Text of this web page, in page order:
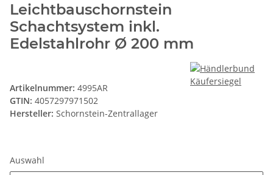
Leichtbauschornstein
Schachtsystem inkl.
Edelstahlrohr Ø 200 mm
Artikelnummer: 4995AR
GTIN: 4057297971502
Hersteller: Schornstein-Zentrallager
Auswahl